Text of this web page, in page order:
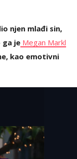
njen mlađi sin,
ga je Megan Markl
kao emotivni